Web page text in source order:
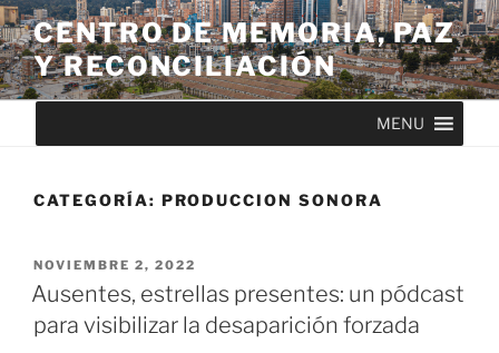
CENTRO DE MEMORIA, PAZ
Y RECONCILIACIÓN
MENU
CATEGORÍA: PRODUCCION SONORA
NOVIEMBRE 2, 2022
Ausentes, estrellas presentes: un pódcast
para visibilizar la desaparición forzada